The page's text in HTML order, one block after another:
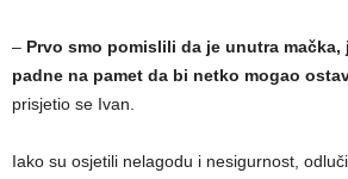
– Prvo smo pomislili da je unutra
padne na pamet da bi netko mogao
prisjetio se Ivan.
Iako su osjetili nelagodu i nesigurnost,